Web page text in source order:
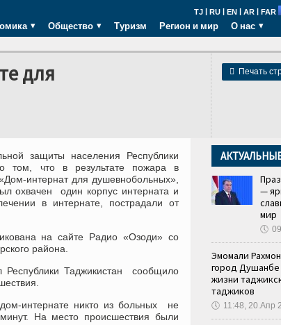
TJ | RU | EN | AR | FAR
Общество Туризм Регион и мир О нас
 Печать
для
защиты населения Республики
том, что в результате пожара в
интернат для душевнобольных»,
охвачен один корпус интерната и
в интернате, пострадали от
на сайте Радио «Озоди» со
района.
Республики Таджикистан сообщило
интернате никто из больных не
На место происшествия были
—
мир
🕔
Эмомали
город Душанбе
жизни
таджиков
🕔 11:48, 20.Апр